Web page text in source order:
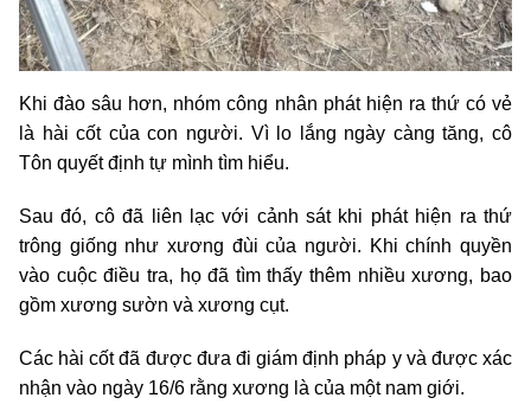
Khi đào sâu hơn, nhóm công nhân phát hiện ra thứ có vẻ
là hài cốt của con người. Vì lo lắng ngày càng tăng, cô
Tôn quyết định tự mình tìm hiểu.
Sau đó, cô đã liên lạc với cảnh sát khi phát hiện ra thứ
trông giống như xương đùi của người. Khi chính quyền
vào cuộc điều tra, họ đã tìm thấy thêm nhiều xương, bao
gồm xương sườn và xương cụt.
Các hài cốt đã được đưa đi giám định pháp y và được xác
nhận vào ngày 16/6 rằng xương là của một nam giới.